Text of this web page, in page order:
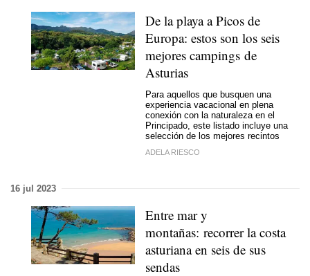
De la playa a Picos de
Europa: estos son los seis
mejores campings de
Asturias
Para aquellos que busquen una
experiencia vacacional en plena
conexión con la naturaleza en el
Principado, este listado incluye una
selección de los mejores recintos
ADELA RIESCO
16 jul 2023
Entre mar y
montañas: recorrer la costa
asturiana en seis de sus
sendas